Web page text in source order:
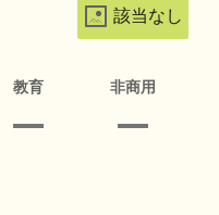
該当なし
教育 非商用